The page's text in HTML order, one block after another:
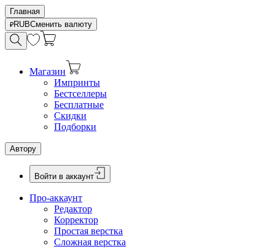
Главная
RUBСменить валюту
Магазин
Импринты
Бестселлеры
Бесплатные
Скидки
Подборки
Автору
Войти в аккаунт
Про-аккаунт
Редактор
Корректор
Простая верстка
Сложная верстка